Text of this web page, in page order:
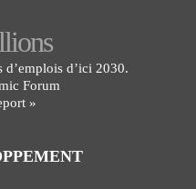
d’ici 2030.
Forum
»